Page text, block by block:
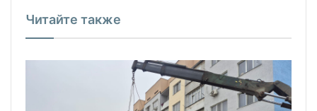
Читайте также